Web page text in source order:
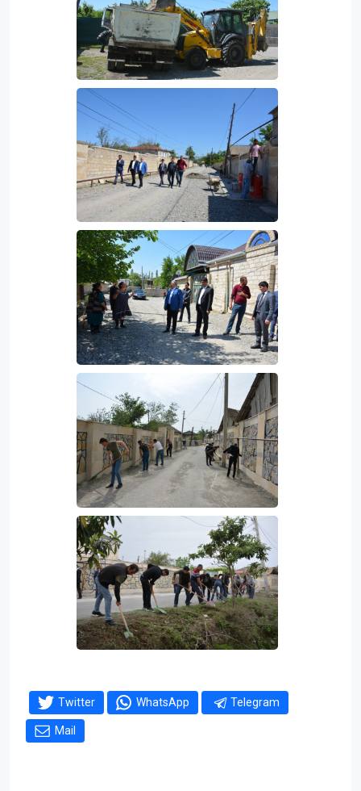
Twitter WhatsApp Telegram
Mail